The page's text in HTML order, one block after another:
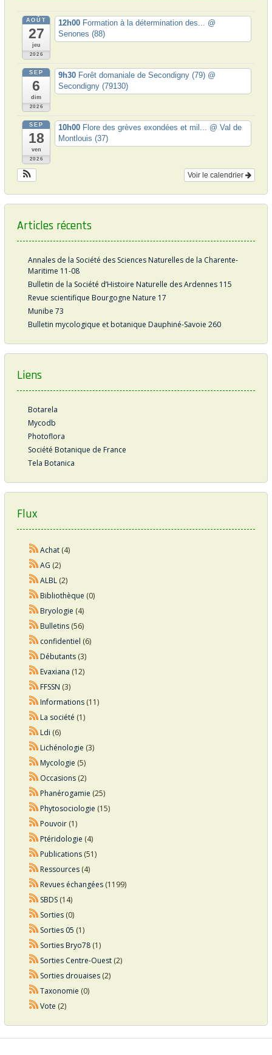
AOÛT
27
jeu
2026
12h00 Formation à la détermination des... @
Senones (88)
SEP
6
dim
2026
9h30 Forêt domaniale de Secondigny (79) @
Secondigny (79130)
SEP
18
ven
2026
10h00 Flore des grèves exondées et mil... @ Val de
Montlouis (37)
Voir le calendrier
Articles récents
Annales de la Société des Sciences Naturelles de la Charente-
Maritime 11-08
Bulletin de la Société d’Histoire Naturelle des Ardennes 115
Revue scientifique Bourgogne Nature 17
Munibe 73
Bulletin mycologique et botanique Dauphiné-Savoie 260
Liens
Botarela
Mycodb
Photoflora
Société Botanique de France
Tela Botanica
Flux
Achat(4)
AG (2)
ALBL(2)
Bibliothèque (0)
Bryologie (4)
Bulletins(56)
confidentiel (6)
Débutants(3)
Evaxiana (12)
FFSSN (3)
Informations(11)
La société (1)
Ldi (6)
Lichénologie (3)
Mycologie (5)
Occasions(2)
Phanérogamie (25)
Phytosociologie (15)
Pouvoir(1)
Ptéridologie (4)
Publications(51)
Ressources(4)
Revues échangées(1199)
SBDS(14)
Sorties(0)
Sorties 05 (1)
Sorties Bryo78(1)
Sorties Centre-Ouest(2)
Sorties drouaises(2)
Taxonomie (0)
Vote (2)